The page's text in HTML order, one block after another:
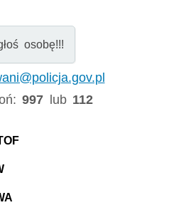
osobę!!!
997 lub 112